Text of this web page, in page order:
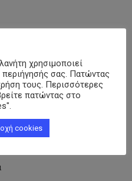
χρησιμοποιεί
σας. Πατώντας
τους. Περισσότερες
πατώντας στο
cookies